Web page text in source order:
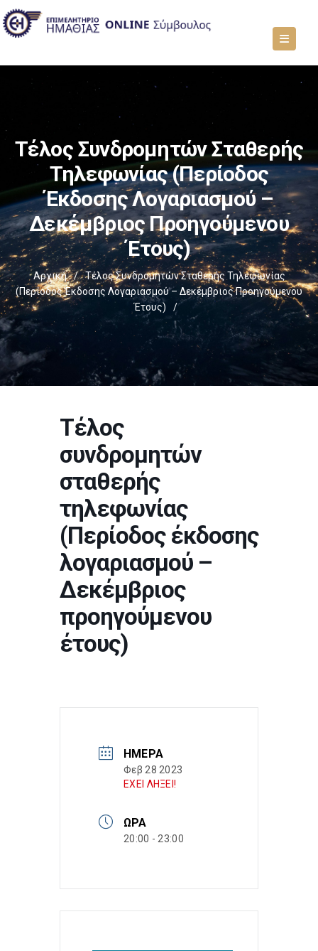
Τέλος Συνδρομητών Σταθερής
Τηλεφωνίας (Περίοδος
Έκδοσης Λογαριασμού –
Δεκέμβριος Προηγούμενου
Έτους)
Αρχική /
Τέλος Συνδρομητών Σταθερής Τηλεφωνίας
(Περίοδος Έκδοσης Λογαριασμού – Δεκέμβριος Προηγούμενου
Έτους)
/
Τέλος
συνδρομητών
σταθερής
τηλεφωνίας
(Περίοδος έκδοσης
λογαριασμού –
Δεκέμβριος
προηγούμενου
έτους)
ΗΜΈΡΑ
Φεβ 28 2023
ΕΧΕΙ ΛΗΞΕΙ!
ΏΡΑ
20:00 - 23:00